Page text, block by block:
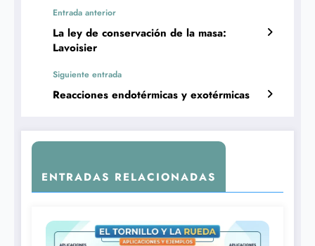
Entrada anterior
La ley de conservación de la masa:
Lavoisier
Siguiente entrada
Reacciones endotérmicas y exotérmicas
ENTRADAS RELACIONADAS